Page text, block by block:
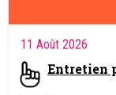
11 Août 2026
Entretien